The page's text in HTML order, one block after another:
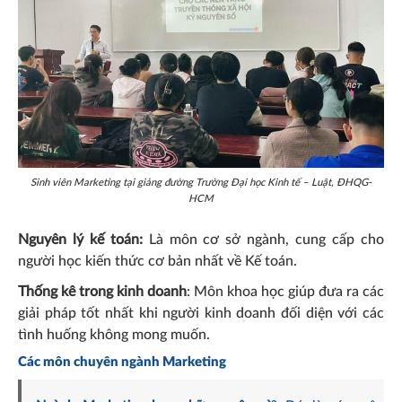
Sinh viên Marketing tại giảng đường Trường Đại học Kinh tế – Luật, ĐHQG-
HCM
Nguyên lý kế toán:Là môn cơ sở ngành, cung cấp cho
người học kiến thức cơ bản nhất về Kế toán.
Thống kê trong kinh doanh: Môn khoa học giúp đưa ra các
giải pháp tốt nhất khi người kinh doanh đối diện với các
tình huống không mong muốn.
Các môn chuyên ngành Marketing